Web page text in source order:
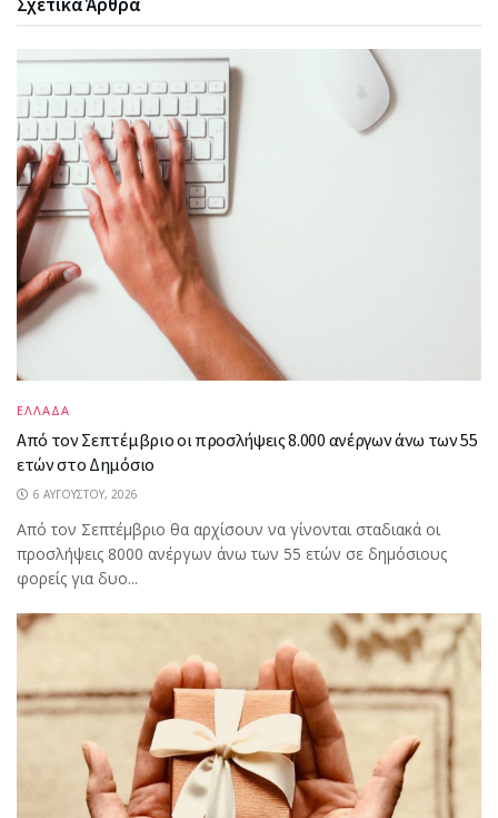
ΕΛΛΑΔΑ
Από τον Σεπτέμβριο οι προσλήψεις 8.000 ανέργων άνω των 55
ετών στο Δημόσιο
6 ΑΥΓΟΎΣΤΟΥ, 2026
Από τον Σεπτέμβριο θα αρχίσουν να γίνονται σταδιακά οι
προσλήψεις 8000 ανέργων άνω των 55 ετών σε δημόσιους
φορείς για δυο...